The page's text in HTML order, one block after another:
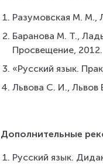
Разумовская М. М.,
Баранова М. Т.,
Просвещение, 2012.
«Русский язык.
Львова С. И., Львов
Дополнительные
Русский язык.